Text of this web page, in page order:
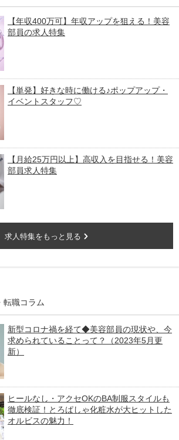
【年収400万可】年収アップを狙える！美容
部員の求人特集
【単発】好きな時に働ける♪ポップアップ・
イベントスタッフ♡
【月給25万円以上】高収入を目指せる！美容
部員求人特集
求人特集をもっと見る
転職コラム
新型コロナ禍を経て◆美容部員の現状や、今
求められていることって？（2023年5月更
新）
ヒールなし・アクセOKのBA制服スタイルも
徹底検証！とろぱしゃ化粧水が大ヒットした
オルビスの魅力！